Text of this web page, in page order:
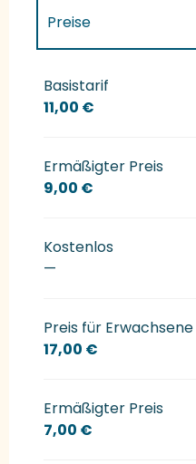
Preise
Preise 2027
Basistarif
11,00 €
Ermäßigter Preis
9,00 €
Kostenlos
—
Preis für Erwachsene
17,00 €
Ermäßigter Preis
7,00 €